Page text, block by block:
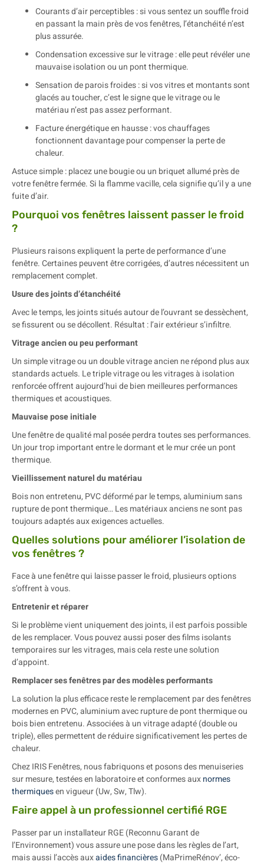
Courants d’air perceptibles : si vous sentez un souffle froid
en passant la main près de vos fenêtres, l’étanchéité n’est
plus assurée.
Condensation excessive sur le vitrage : elle peut révéler une
mauvaise isolation ou un pont thermique.
Sensation de parois froides : si vos vitres et montants sont
glacés au toucher, c’est le signe que le vitrage ou le
matériau n’est pas assez performant.
Facture énergétique en hausse : vos chauffages
fonctionnent davantage pour compenser la perte de
chaleur.
Astuce simple : placez une bougie ou un briquet allumé près de
votre fenêtre fermée. Si la flamme vacille, cela signifie qu’il y a une
fuite d’air.
Pourquoi vos fenêtres laissent passer le froid
?
Plusieurs raisons expliquent la perte de performance d’une
fenêtre. Certaines peuvent être corrigées, d’autres nécessitent un
remplacement complet.
Usure des joints d’étanchéité
Avec le temps, les joints situés autour de l’ouvrant se dessèchent,
se fissurent ou se décollent. Résultat : l’air extérieur s’infiltre.
Vitrage ancien ou peu performant
Un simple vitrage ou un double vitrage ancien ne répond plus aux
standards actuels. Le triple vitrage ou les vitrages à isolation
renforcée offrent aujourd’hui de bien meilleures performances
thermiques et acoustiques.
Mauvaise pose initiale
Une fenêtre de qualité mal posée perdra toutes ses performances.
Un jour trop important entre le dormant et le mur crée un pont
thermique.
Vieillissement naturel du matériau
Bois non entretenu, PVC déformé par le temps, aluminium sans
rupture de pont thermique… Les matériaux anciens ne sont pas
toujours adaptés aux exigences actuelles.
Quelles solutions pour améliorer l’isolation de
vos fenêtres ?
Face à une fenêtre qui laisse passer le froid, plusieurs options
s’offrent à vous.
Entretenir et réparer
Si le problème vient uniquement des joints, il est parfois possible
de les remplacer. Vous pouvez aussi poser des films isolants
temporaires sur les vitrages, mais cela reste une solution
d’appoint.
Remplacer ses fenêtres par des modèles performants
La solution la plus efficace reste le remplacement par des fenêtres
modernes en PVC, aluminium avec rupture de pont thermique ou
bois bien entretenu. Associées à un vitrage adapté (double ou
triple), elles permettent de réduire significativement les pertes de
chaleur.
Chez IRIS Fenêtres, nous fabriquons et posons des menuiseries
sur mesure, testées en laboratoire et conformes auxnormes
thermiquesen vigueur (Uw, Sw, Tlw).
Faire appel à un professionnel certifié RGE
Passer par un installateur RGE (Reconnu Garant de
l’Environnement) vous assure une pose dans les règles de l’art,
mais aussi l’accès auxaides financières(MaPrimeRénov’, éco-